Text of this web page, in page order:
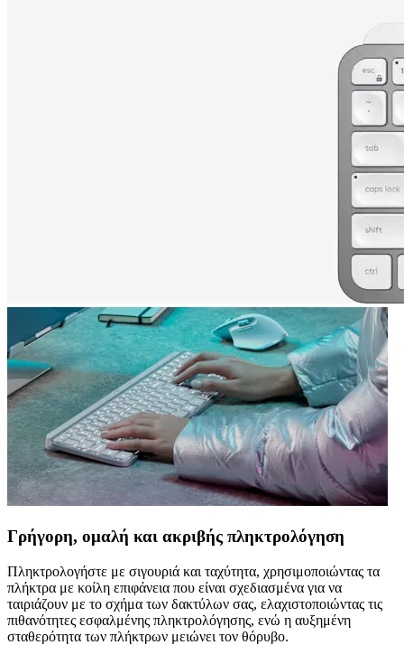
Γρήγορη, ομαλή και ακριβής πληκτρολόγηση
Πληκτρολογήστε με σιγουριά και ταχύτητα, χρησιμοποιώντας τα
πλήκτρα με κοίλη επιφάνεια που είναι σχεδιασμένα για να
ταιριάζουν με το σχήμα των δακτύλων σας, ελαχιστοποιώντας τις
πιθανότητες εσφαλμένης πληκτρολόγησης, ενώ η αυξημένη
σταθερότητα των πλήκτρων μειώνει τον θόρυβο.